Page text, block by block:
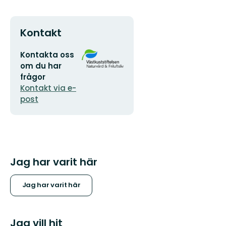
Kontakt
E-
postadress
Kontakta oss
om du har
frågor
Kontakt via e-
post
Organisationens
logotyp
Jag har varit här
Jag har varit här
Jag vill hit